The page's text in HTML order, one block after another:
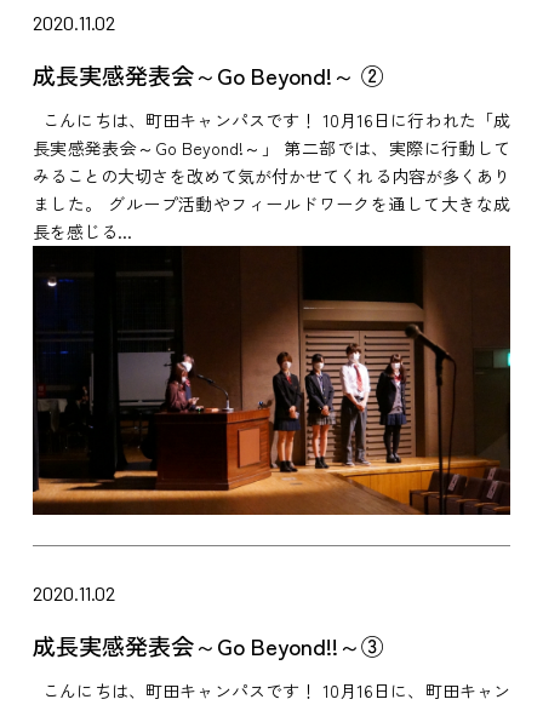
2020.11.02
成長実感発表会～Go Beyond!～ ②
こんにちは、町田キャンパスです！ 10月16日に行われた「成
長実感発表会～Go Beyond!～」 第二部では、実際に行動して
みることの大切さを改めて気が付かせてくれる内容が多くあり
ました。 グループ活動やフィールドワークを通して大きな成
長を感じる...
2020.11.02
成長実感発表会～Go Beyond!!～③
こんにちは、町田キャンパスです！ 10月16日に、町田キャン